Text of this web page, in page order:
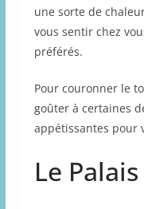
une sorte de
vous sentir chez
préférés.
Pour couronner le
goûter à certaines
appétissantes pour
Le